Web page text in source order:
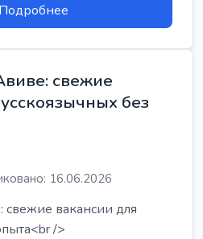
Подробнее
свежие
без
16.06.2026
свежие вакансии для
/>